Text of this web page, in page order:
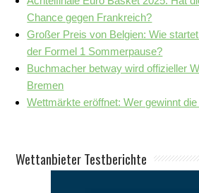
Chance gegen Frankreich?
Großer Preis von Belgien: Wie
der Formel 1 Sommerpause?
Buchmacher betway wird offizieller
Bremen
Wettmärkte eröffnet: Wer gewinnt
Wettanbieter Testberichte